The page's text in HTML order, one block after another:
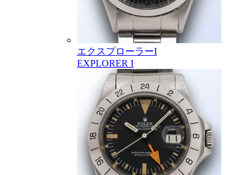
エクスプローラーI
EXPLORER I